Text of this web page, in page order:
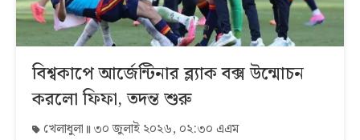
বিশ্বকাপে আর্জেন্টিনার ব্ল্যাক বক্স উন্মোচন
করলো ফিফা, তদন্ত শুরু
খেলাধুলা ৩০ জুলাই ২০২৬, ০২:৩০ এএম